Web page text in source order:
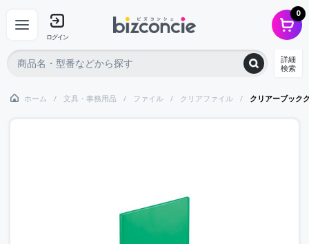
ログイン
0
詳細
検索
ホーム 文具・事務用品 ファイル クリアファイル クリアーブッ